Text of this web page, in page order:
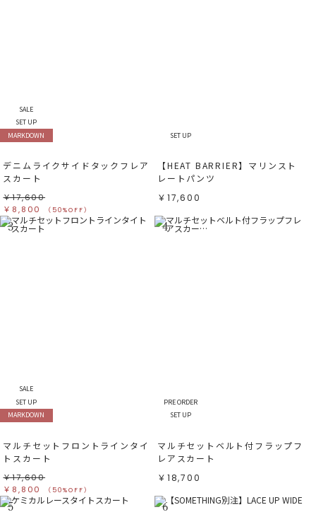
SALE
SET UP
MARKDOWN
デニムライクサイドタックフレア
スカート
￥17,600
￥8,800
（50%OFF）
SET UP
【HEAT BARRIER】マリンスト
レートパンツ
￥17,600
3
SALE
SET UP
MARKDOWN
マルチセットフロントラインタイ
トスカート
￥17,600
￥8,800
（50%OFF）
4
PRE ORDER
SET UP
マルチセットベルト付フラップフ
レアスカート
￥18,700
5 6